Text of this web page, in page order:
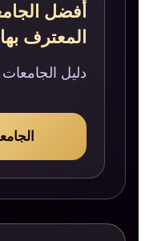
أفضل
المعترف
دليل